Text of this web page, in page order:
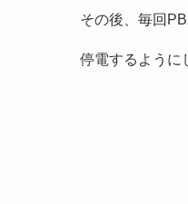
その後、毎回
停電するように